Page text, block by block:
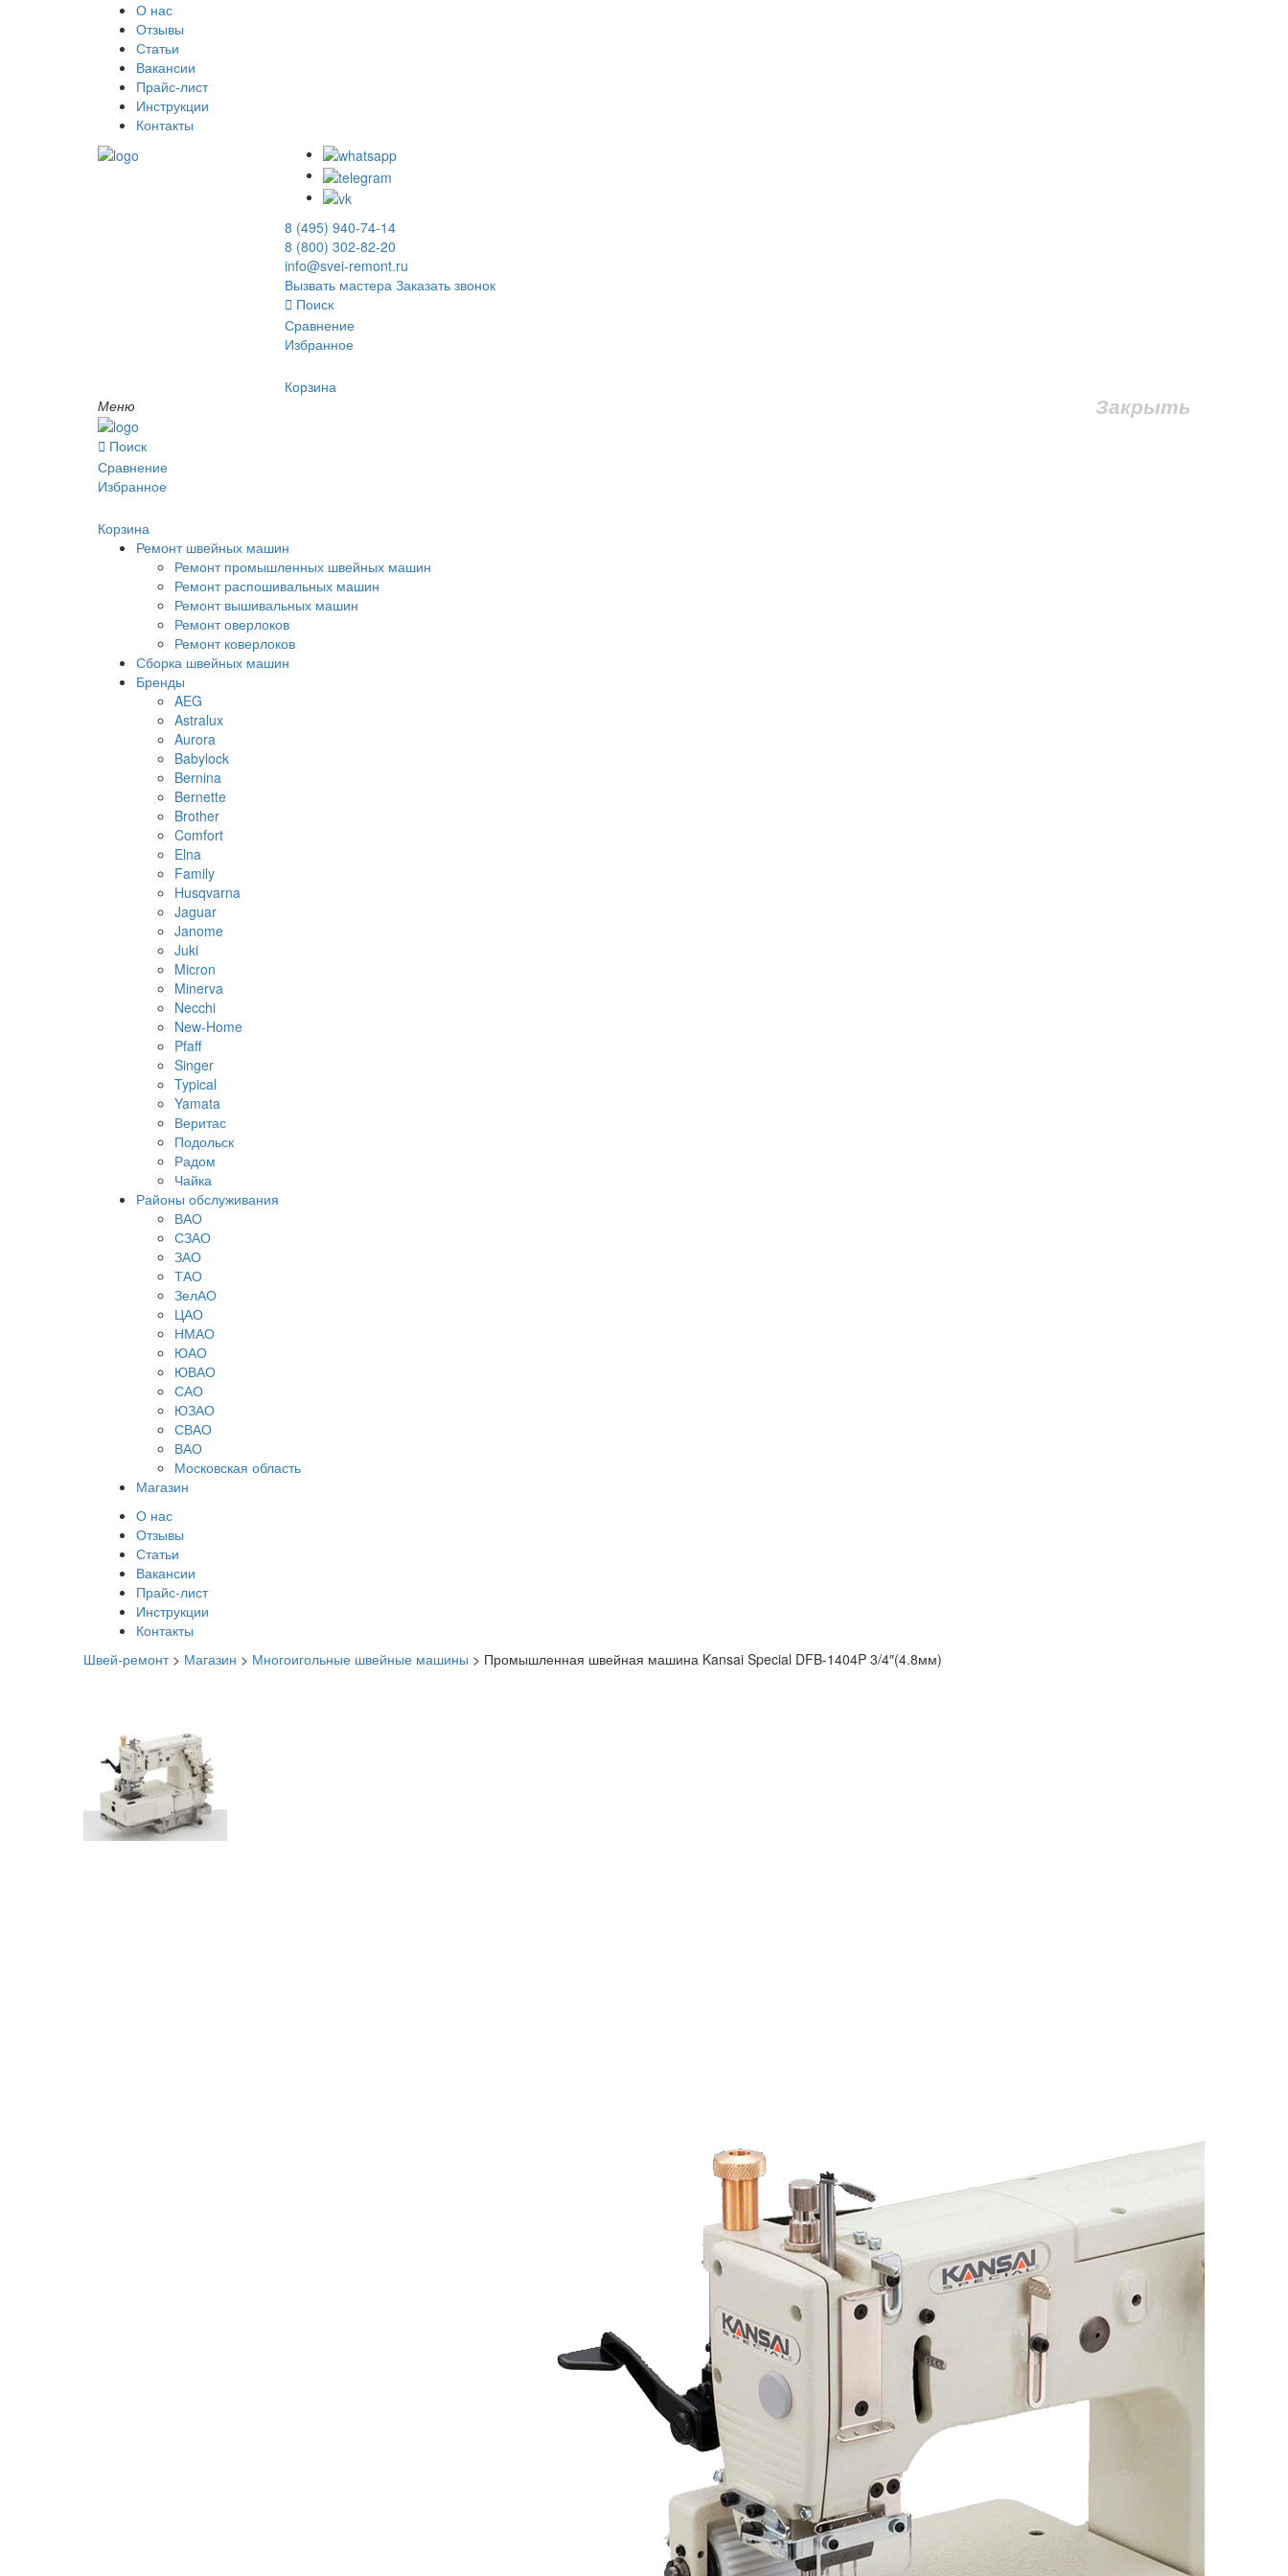
О нас
Отзывы
Статьи
Вакансии
Прайс-лист
Инструкции
Контакты
8 (495) 940-74-14
8 (800) 302-82-20
info@svei-remont.ru
Вызвать мастера Заказать звонок
Поиск
Сравнение
Избранное
Корзина
Меню
Закрыть
Поиск
Сравнение
Избранное
Корзина
Ремонт швейных машин
Ремонт промышленных швейных машин
Ремонт распошивальных машин
Ремонт вышивальных машин
Ремонт оверлоков
Ремонт коверлоков
Сборка швейных машин
Бренды
AEG
Astralux
Aurora
Babylock
Bernina
Bernette
Brother
Comfort
Elna
Family
Husqvarna
Jaguar
Janome
Juki
Micron
Minerva
Necchi
New-Home
Pfaff
Singer
Typical
Yamata
Веритас
Подольск
Радом
Чайка
Районы обслуживания
ВАО
СЗАО
ЗАО
ТАО
ЗелАО
ЦАО
НМАО
ЮАО
ЮВАО
САО
ЮЗАО
СВАО
ВАО
Московская область
Магазин
О нас
Отзывы
Статьи
Вакансии
Прайс-лист
Инструкции
Контакты
Швей-ремонт> Магазин > Многоигольные швейные машины > Промышленная швейная машина Kansai Special DFB-1404P 3/4″(4.8мм)